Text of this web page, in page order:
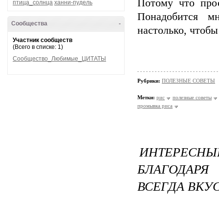
птица_солнца ханни-пудель
-
Сообщества
Участник сообществ
(Всего в списке: 1)
Сообщество_Любимые_ЦИТАТЫ
Потому что
Понадобится
настолько,
Рубрики: ПОЛЕЗНЫЕ СОВЕТЫ
Метки: рис
полезные советы
промывка риса
ВСЕГДА